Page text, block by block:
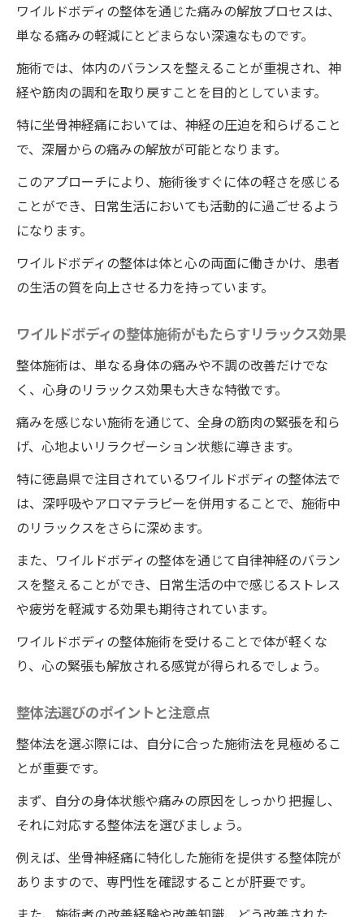
ワイルドボディの整体を通じた痛みの解放プロセスは、
単なる痛みの軽減にとどまらない深遠なものです。
施術では、体内のバランスを整えることが重視され、神
経や筋肉の調和を取り戻すことを目的としています。
特に坐骨神経痛においては、神経の圧迫を和らげること
で、深層からの痛みの解放が可能となります。
このアプローチにより、施術後すぐに体の軽さを感じる
ことができ、日常生活においても活動的に過ごせるよう
になります。
ワイルドボディの整体は体と心の両面に働きかけ、患者
の生活の質を向上させる力を持っています。
ワイルドボディの整体施術がもたらすリラックス効果
整体施術は、単なる身体の痛みや不調の改善だけでな
く、心身のリラックス効果も大きな特徴です。
痛みを感じない施術を通じて、全身の筋肉の緊張を和ら
げ、心地よいリラクゼーション状態に導きます。
特に徳島県で注目されているワイルドボディの整体法で
は、深呼吸やアロマテラピーを併用することで、施術中
のリラックスをさらに深めます。
また、ワイルドボディの整体を通じて自律神経のバラン
スを整えることができ、日常生活の中で感じるストレス
や疲労を軽減する効果も期待されています。
ワイルドボディの整体施術を受けることで体が軽くな
り、心の緊張も解放される感覚が得られるでしょう。
整体法選びのポイントと注意点
整体法を選ぶ際には、自分に合った施術法を見極めるこ
とが重要です。
まず、自分の身体状態や痛みの原因をしっかり把握し、
それに対応する整体法を選びましょう。
例えば、坐骨神経痛に特化した施術を提供する整体院が
ありますので、専門性を確認することが肝要です。